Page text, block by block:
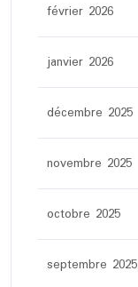
février 2026
janvier 2026
décembre 2025
novembre 2025
octobre 2025
septembre 2025